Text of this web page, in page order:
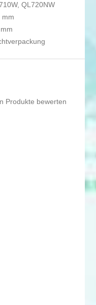
QL720NW
mm
Produkte bewerten